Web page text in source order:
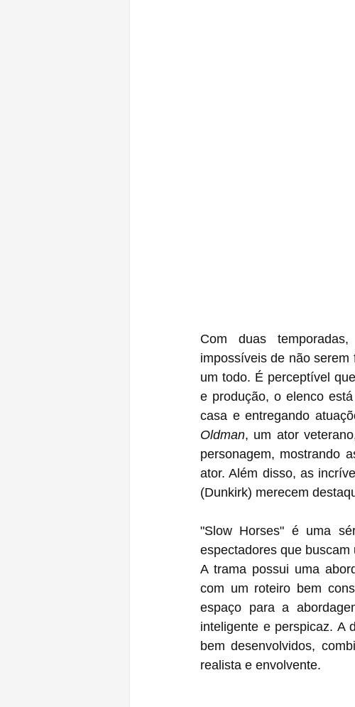
Com duas
impossíveis de não
um todo. É perceptível
e produção, o elenco
casa e entregando
Oldman, um ator
personagem, mostrando
ator. Além disso, as
(Dunkirk) merecem
"Slow Horses" é uma
espectadores que
A trama possui uma
com um roteiro bem
espaço para a
inteligente e perspicaz. A
bem desenvolvidos,
realista e envolvente.